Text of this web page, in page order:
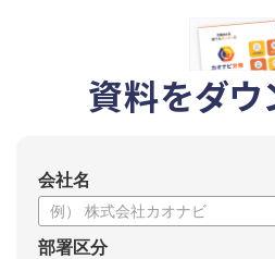
資料をダウ
会社名
部署区分